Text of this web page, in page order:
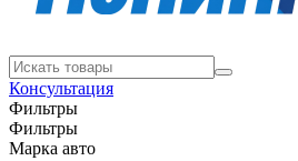
Консультация
Фильтры
Фильтры
Марка авто